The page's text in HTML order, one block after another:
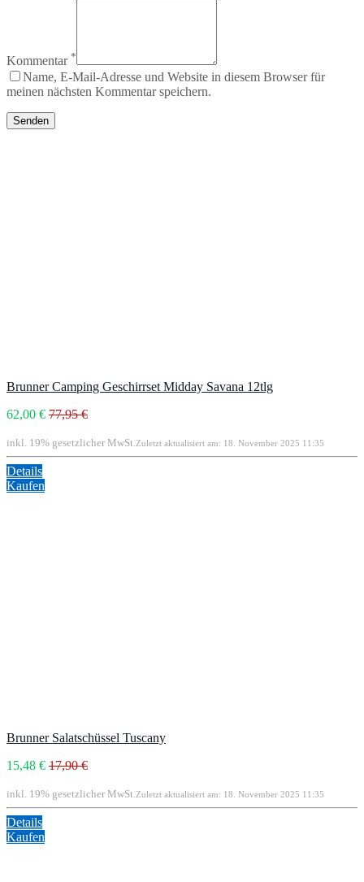
Kommentar *
Name, E-Mail-Adresse und Website in diesem Browser für
meinen nächsten Kommentar speichern.
Brunner Camping Geschirrset Midday Savana 12tlg
62,00 € 77,95 €
inkl. 19% gesetzlicher MwSt. Zuletzt aktualisiert am: 18. November 2025 11:35
Details
Kaufen
Brunner Salatschüssel Tuscany
15,48 € 17,90 €
inkl. 19% gesetzlicher MwSt. Zuletzt aktualisiert am: 18. November 2025 11:35
Details
Kaufen